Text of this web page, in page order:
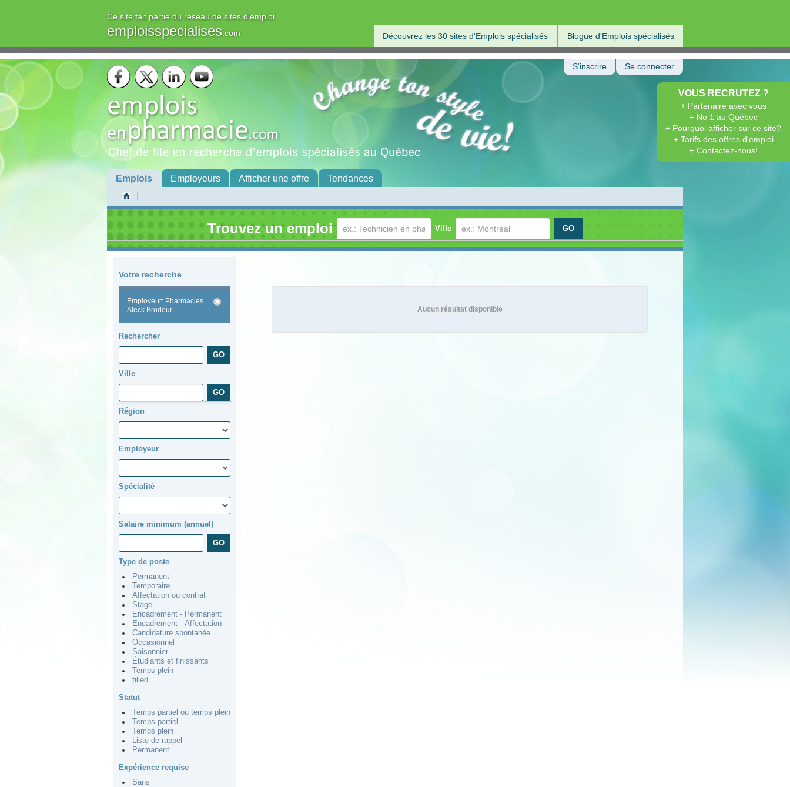
Ce site fait partie du réseau de sites d'emploi
emploisspecialises.com Découvrez les 30 sites d'Emplois spécialisés Blogue d'Emplois spécialisés
VOUS RECRUTEZ ?
+ Partenaire avec vous
+ No 1 au Québec
+ Pourquoi afficher sur ce site?
+ Tarifs des offres d'emploi
+ Contactez-nous!
S'inscrire Se connecter
Emplois Employeurs Afficher une offre Tendances
Trouvez un emploi Ville
Votre recherche
Employeur: Pharmacies
Aleck Brodeur
Rechercher
Ville
Région
Employeur
Spécialité
Salaire minimum (annuel)
Type de poste
Permanent
Temporaire
Affectation ou contrat
Stage
Encadrement - Permanent
Encadrement - Affectation
Candidature spontanée
Occasionnel
Saisonnier
Étudiants et finissants
Temps plein
filled
Statut
Temps partiel ou temps plein
Temps partiel
Temps plein
Liste de rappel
Permanent
Expérience requise
Sans
Aucun résultat disponible